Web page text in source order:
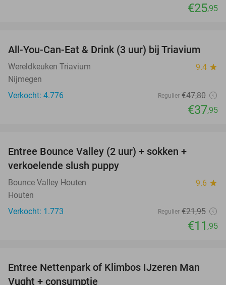
€25,95
21%
All-You-Can-Eat & Drink (3 uur) bij Triavium
Wereldkeuken Triavium 9.4 star
Nijmegen
Verkocht: 4.776
Regulier €47,80
€37,95
Entree Bounce Valley (2 uur) + sokken +
verkoelende slush puppy
Bounce Valley Houten 9.6 star
Houten
Verkocht: 1.773
Regulier €21,95
€11 ,95
29%
Entree Nettenpark of Klimbos IJzeren Man
Vught + consumptie